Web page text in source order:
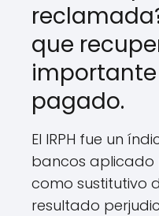
que
pagado.
El IRPH fue un
bancos aplicado
como sustitutivo
resultado